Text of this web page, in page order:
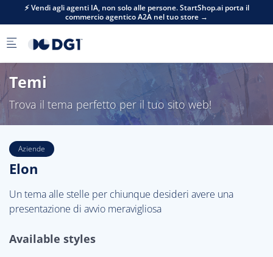
Skip to main content
⚡ Vendi agli agenti IA, non solo alle persone. StartShop.ai porta il
commercio agentico A2A nel tuo store →
Temi
Trova il tema perfetto per il tuo sito web!
Aziende
Elon
Un tema alle stelle per chiunque desideri avere una
presentazione di avvio meravigliosa
Available styles